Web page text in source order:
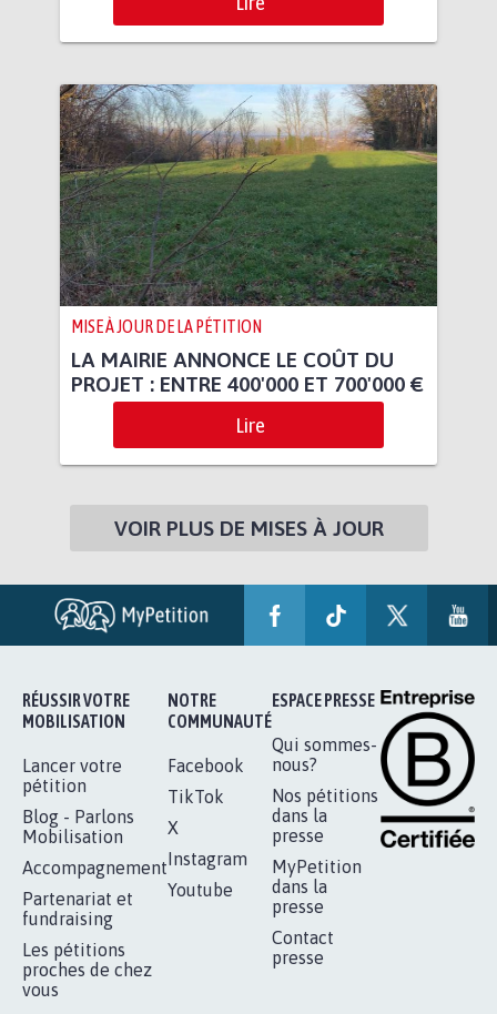
MISE À JOUR DE LA PÉTITION
LA MAIRIE ANNONCE LE COÛT DU
PROJET : ENTRE 400'000 ET 700'000 €
Lire
VOIR PLUS DE MISES À JOUR
RÉUSSIR VOTRE
MOBILISATION
Lancer votre
pétition
Blog - Parlons
Mobilisation
Accompagnement
Partenariat et
fundraising
Les pétitions
proches de chez
vous
NOTRE
COMMUNAUTÉ
Facebook
TikTok
X
Instagram
Youtube
ESPACE PRESSE
Qui sommes-
nous?
Nos pétitions
dans la
presse
MyPetition
dans la
presse
Contact
presse